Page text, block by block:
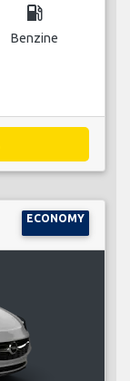
local_gas_station
Benzine
ECONOMY